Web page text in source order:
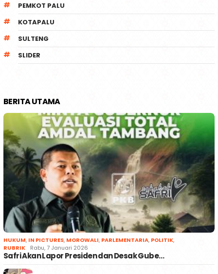
PEMKOT PALU
KOTAPALU
SULTENG
SLIDER
BERITA UTAMA
HUKUM, IN PICTURES, MOROWALI, PARLEMENTARIA, POLITIK,
RUBRIK
Rabu, 7 Januari 2026
Safri Akan Lapor Presiden dan Desak Gube…